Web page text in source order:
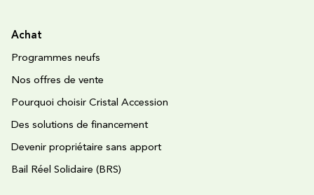
Achat
Programmes neufs
Nos offres de vente
Pourquoi choisir Cristal Accession
Des solutions de financement
Devenir propriétaire sans apport
Bail Réel Solidaire (BRS)